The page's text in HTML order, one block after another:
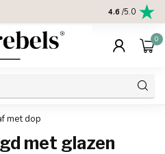
2 jaar
4.6 /5.0
0
met dop
met glazen